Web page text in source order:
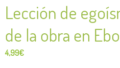
Lección de
de la obra en
4,99€